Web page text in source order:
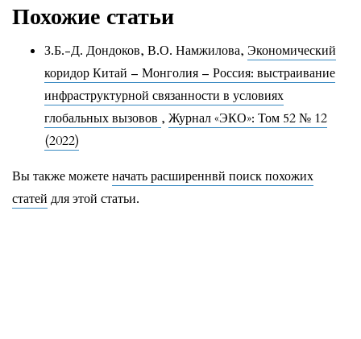
Похожие статьи
З.Б.-Д. Дондоков, В.О. Намжилова, Экономический
коридор Китай – Монголия – Россия: выстраивание
инфраструктурной связанности в условиях
глобальных вызовов , Журнал «ЭКО»: Том 52 № 12
(2022)
Вы также можетеначать расширеннвй поиск похожих
статей для этой статьи.